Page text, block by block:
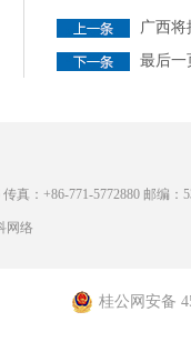
广西将
最后一
真：+86-771-5772880 邮编：
网络
桂公网安备